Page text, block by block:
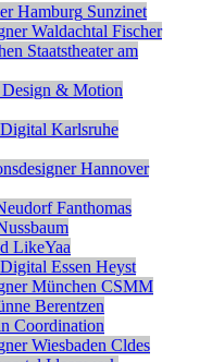
Hamburg Sunzinet
Waldachtal Fischer
Staatstheater am
& Motion
Karlsruhe
Hannover
Fanthomas
LikeYaa
Essen Heyst
München CSMM
Berentzen
Coordination
Wiesbaden Cldes